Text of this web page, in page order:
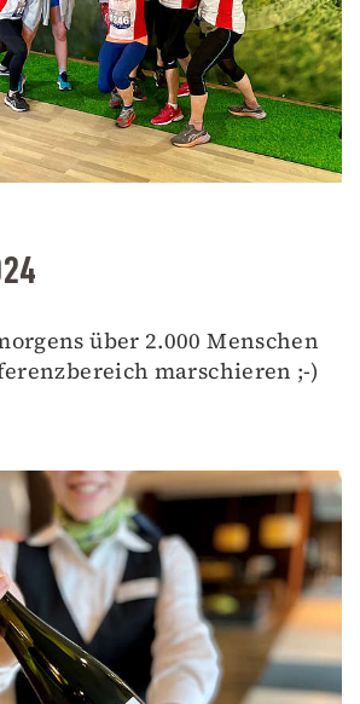
über 2.000 Menschen
marschieren ;-)